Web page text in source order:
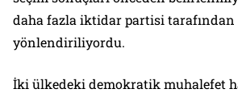
daha fazla iktidar partisi tarafından
yönlendiriliyordu.
İki ülkedeki demokratik muhalefet